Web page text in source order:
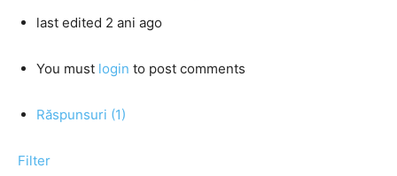
last edited 2 ani ago
You must login to post comments
Răspunsuri (1)
Filter